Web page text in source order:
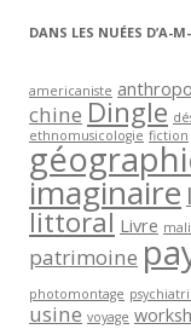
DANS LES NUÉES D’A-
americaniste
chine Dingle
ethnomusicologie fiction
imaginaire
littoral Livre mali
patrimoine
photomontage
usine voyage